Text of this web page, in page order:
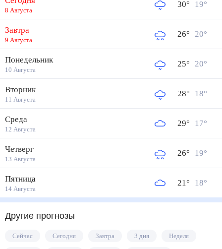
8 Августа
30° 19°
Завтра
9 Августа
26° 20°
Понедельник
10 Августа
25° 20°
Вторник
11 Августа
28° 18°
Среда
12 Августа
29° 17°
Четверг
13 Августа
26° 19°
Пятница
14 Августа
21° 18°
Другие прогнозы
Сейчас Сегодня Завтра 3 дня Неделя